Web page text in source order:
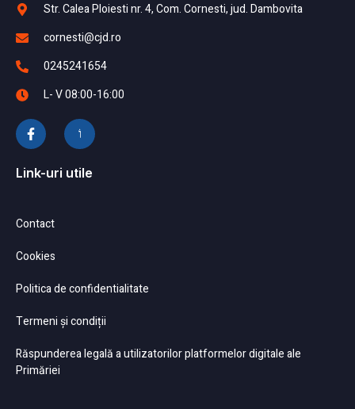
Str. Calea Ploiesti nr. 4, Com. Cornesti, jud. Dambovita
cornesti@cjd.ro
0245241654
L- V 08:00-16:00
Link-uri utile
Contact
Cookies
Politica de confidentialitate
Termeni și condiții
Răspunderea legală a utilizatorilor platformelor digitale ale
Primăriei